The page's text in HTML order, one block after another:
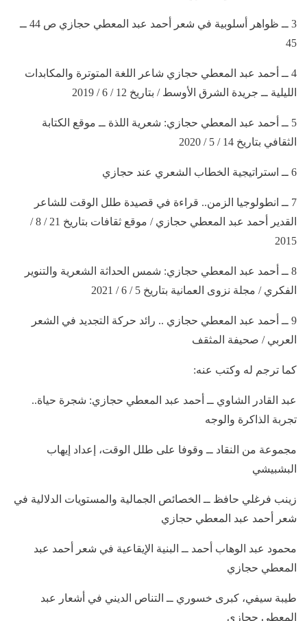
3 ــ ظواهر أسلوبية في شعر أحمد عبد المعطي حجازي ص 44 ــ
45
4 ــ أحمد عبد المعطي حجازي شاعر اللغة المتوترة والمكابدات
الليلية ــ جريدة الشرق الأوسط / بتاريخ 12 / 6 / 2019
5 ــ أحمد عبد المعطي حجازي: شعرية اللذة ــ موقع الكتابة
الثقافي بتاريخ 14 / 5 / 2020
6 ــ استراتيجية الخطاب الشعري عند حجازي
7 ــ انطولوجيا الزمن.. قراءة في قصيدة طلل الوقت للشاعر
القدير أحمد عبد المعطي حجازي / موقع ثقافات بتاريخ 21 / 8 /
2015
8 ــ أحمد عبد المعطي حجازي: شمس الحداثة الشعرية والتنوير
الفكري / مجلة نزوى العمانية بتاريخ 5 / 6 / 2021
9 ــ أحمد عبد المعطي حجازي .. رائد حركة التجديد في الشعر
العربي / صحيفة المثقف
كما ترجم له وكتب عنه:
عبد القادر الشاوي ــ أحمد عبد المعطي حجازي: شجرة حياة..
تجربة الذاكرة والوجه
مجموعة من النقاد ــ وقوفا على طلل الوقت، إعداد إيهاب
البشبيشي
زينب فرغلي حافظ ــ الخصائص الجمالية والمستويات الدلالية في
شعر أحمد عبد المعطي حجازي
محمود عبد الوهاب أحمد ــ البنية الإيقاعية في شعر أحمد عبد
المعطي حجازي
طيبة سيفي، كبرى خسوري ــ التناص الديني في أشعار عبد
المعطي حجازي